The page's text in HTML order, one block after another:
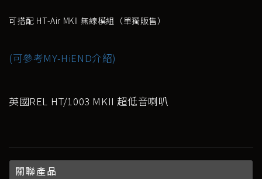
可搭配 HT-Air MKII 無線模組（單獨販售）
(可參考MY-HiEND介紹)
英國REL HT/1003 MKII 超低音喇叭
關聯產品